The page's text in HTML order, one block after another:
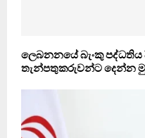
ලෙබනනයේ බැංකු
තැන්පතුකරුවන්ට දෙන්න